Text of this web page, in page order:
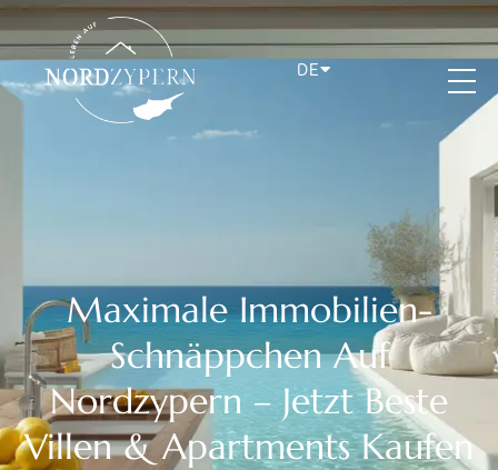
DE
Maximale Immobilien-
Schnäppchen Auf
Nordzypern – Jetzt Beste
Villen & Apartments Kaufen